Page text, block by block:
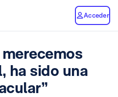
Acceder
ha sido una